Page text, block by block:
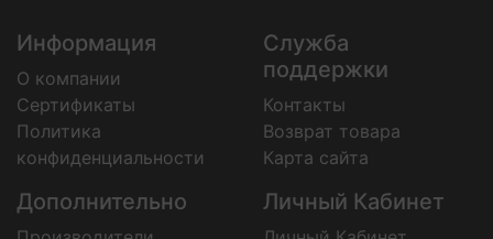
Информация
О компании
Сертификаты
Политика
конфиденциальности
Служба
поддержки
Контакты
Возврат товара
Карта сайта
Дополнительно Личный Кабинет